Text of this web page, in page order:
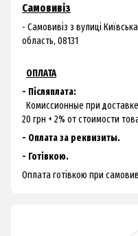
Самовивіз
- Самовивіз з вулиці
область, 08131
ОПЛАТА
- Післяплата:
Комиссионные при
20 грн + 2% от стоимости
- Оплата за реквизиты.
- Готівкою.
Оплата готівкою при